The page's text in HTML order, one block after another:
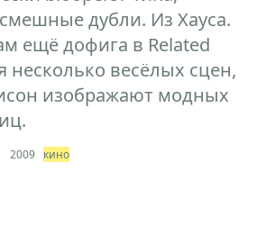
дубли. Из Хауса.
ещё дофига в Related
несколько весёлых сцен,
изображают модных
2009 кино